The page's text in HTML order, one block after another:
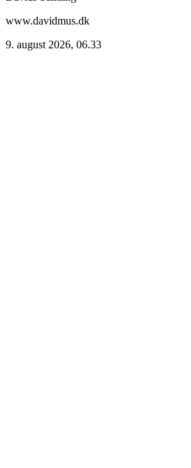
www.davidmus.dk
9. august 2026, 06.33